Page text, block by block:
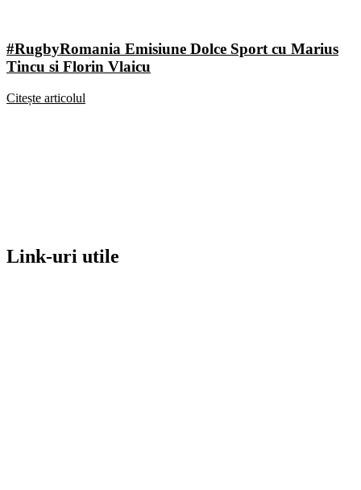
#RugbyRomania Emisiune Dolce Sport cu Marius
Tincu si Florin Vlaicu
Citește articolul
Link-uri utile